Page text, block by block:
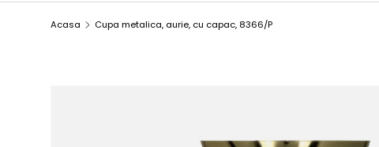
Acasa Cupa metalica, aurie, cu capac, 8366/P